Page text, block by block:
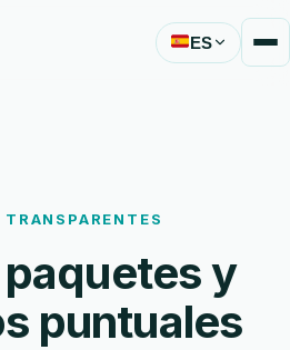
ES
TRANSPARENTES
y
puntuales